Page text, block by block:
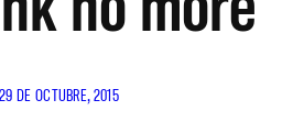
29 DE OCTUBRE, 2015